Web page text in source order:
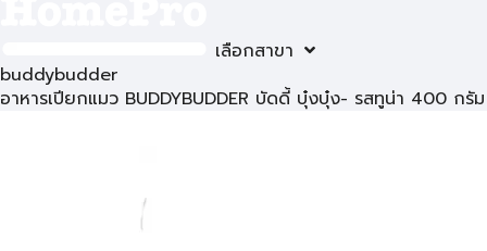
เลือกสาขา
buddybudder
อาหารเปียกแมว BUDDYBUDDER บัดดี้ บุ๋งบุ๋ง- รสทูน่า 400 กรัม